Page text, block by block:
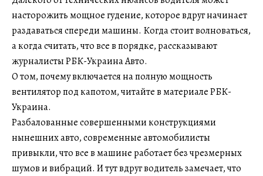
насторожить мощное гудение, которое вдруг начинает
раздаваться спереди машины. Когда стоит волноваться,
а когда считать, что все в порядке, рассказывают
журналисты РБК-Украина Авто.
О том, почему включается на полную мощность
вентилятор под капотом, читайте в материале РБК-
Украина.
Разбалованные совершенными конструкциями
нынешних авто, современные автомобилисты
привыкли, что все в машине работает без чрезмерных
шумов и вибраций. И тут вдруг водитель замечает, что